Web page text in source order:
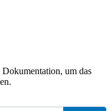
um das